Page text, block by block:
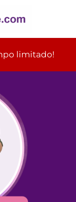
limitado!